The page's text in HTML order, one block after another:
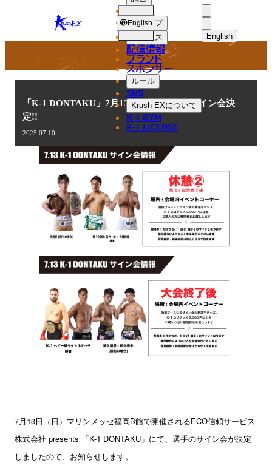
KRUSH-
EX
English
中文（繁體
ショップ
ニュース
配信情報
ブランド
スポンサー
ルール
SNS
Krush-EXについて
K-1 GYM
K-1 LICENSE
English
NEWS
ニュース
「K-1 DONTAKU」7月13日(日)福岡大会サイン会決
定!!
2025.07.10
7月13日（日）マリンメッセ福岡B館で開催されるECO信頼サービス
株式会社 presents 「K-1 DONTAKU」にて、選手のサイン会が決定
しましたので、お知らせします。